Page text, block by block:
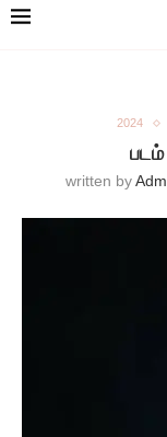
2024
written by